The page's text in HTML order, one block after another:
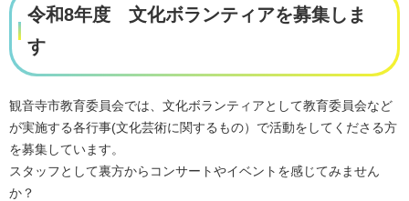
令和8年度 文化ボランティアを募集しま
す
観音寺市教育委員会では、文化ボランティアとして教育委員会など
が実施する各行事(文化芸術に関するもの）で活動をしてくださる方
を募集しています。
スタッフとして裏方からコンサートやイベントを感じてみません
か？